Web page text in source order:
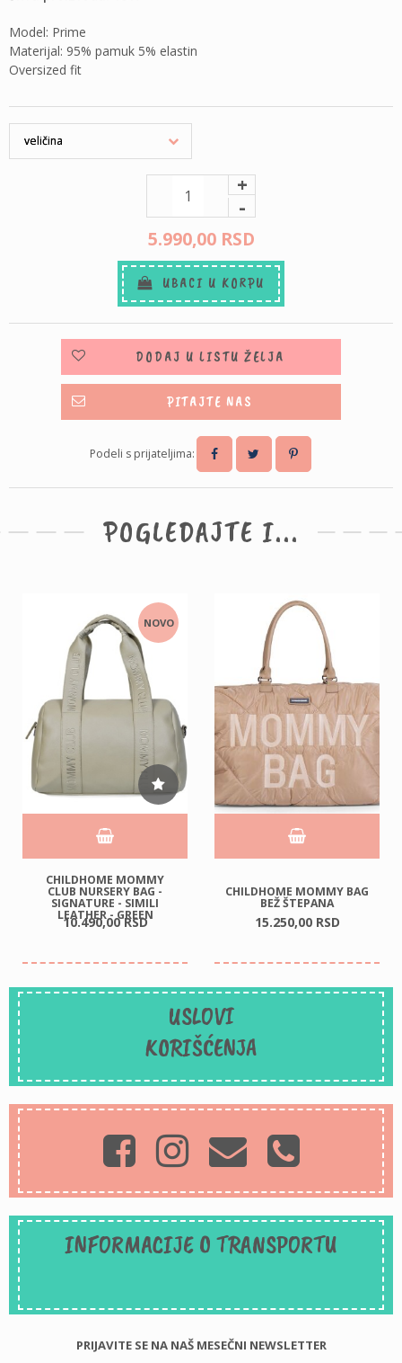
Model: Prime
Materijal: 95% pamuk 5% elastin
Oversized fit
+
-
5.990,00 RSD
UBACI U KORPU
DODAJ U LISTU ŽELJA
PITAJTE NAS
Podeli s prijateljima:
POGLEDAJTE I...
NOVO
CHILDHOME MOMMY
CLUB NURSERY BAG -
SIGNATURE - SIMILI
LEATHER - GREEN
10.490,00 RSD
CHILDHOME MOMMY BAG
BEŽ ŠTEPANA
15.250,00 RSD
USLOVI
KORIŠĆENJA
INFORMACIJE O TRANSPORTU
PRIJAVITE SE NA NAŠ MESEČNI NEWSLETTER